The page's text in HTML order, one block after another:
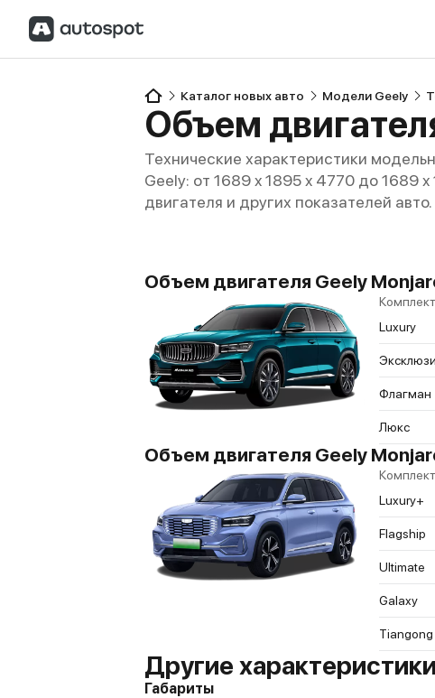
Каталог новых авто Модели Geely
Объем
Технические характеристики
Geely: от 1689 x 1895 x 4770 до 1689
двигателя и других показателей
Объем двигателя Geely
Luxury
Флагман
Люкс
Объем двигателя Geely
Luxury+
Flagship
Ultimate
Galaxy
Tiangong
Другие
Габариты